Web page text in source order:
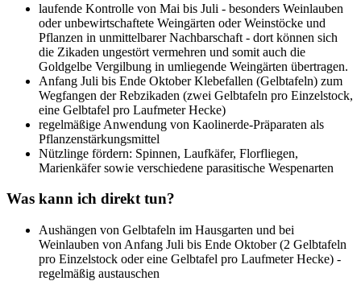
laufende Kontrolle von Mai bis Juli - besonders Weinlauben
oder unbewirtschaftete Weingärten oder Weinstöcke und
Pflanzen in unmittelbarer Nachbarschaft - dort können sich
die Zikaden ungestört vermehren und somit auch die
Goldgelbe Vergilbung in umliegende Weingärten übertragen.
Anfang Juli bis Ende Oktober Klebefallen (Gelbtafeln) zum
Wegfangen der Rebzikaden (zwei Gelbtafeln pro Einzelstock,
eine Gelbtafel pro Laufmeter Hecke)
regelmäßige Anwendung von Kaolinerde-Präparaten als
Pflanzenstärkungsmittel
Nützlinge fördern: Spinnen, Laufkäfer, Florfliegen,
Marienkäfer sowie verschiedene parasitische Wespenarten
Was kann ich direkt tun?
Aushängen von Gelbtafeln im Hausgarten und bei
Weinlauben von Anfang Juli bis Ende Oktober (2 Gelbtafeln
pro Einzelstock oder eine Gelbtafel pro Laufmeter Hecke) -
regelmäßig austauschen